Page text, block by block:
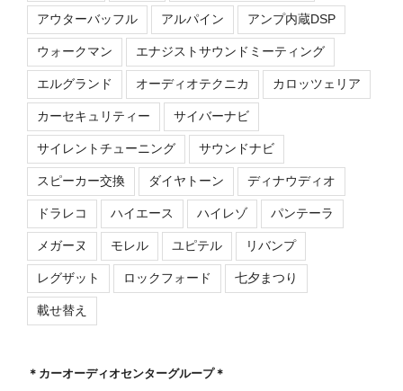
アウターバッフル アルパイン アンプ内蔵DSP
ウォークマン エナジストサウンドミーティング
エルグランド オーディオテクニカ カロッツェリア
カーセキュリティー サイバーナビ
サイレントチューニング サウンドナビ
スピーカー交換 ダイヤトーン ディナウディオ
ドラレコ ハイエース ハイレゾ パンテーラ
メガーヌ モレル ユピテル リバンプ
レグザット ロックフォード 七夕まつり
載せ替え
＊カーオーディオセンターグループ＊